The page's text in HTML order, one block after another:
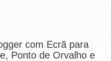
com Ecrã para
Ponto de Orvalho e